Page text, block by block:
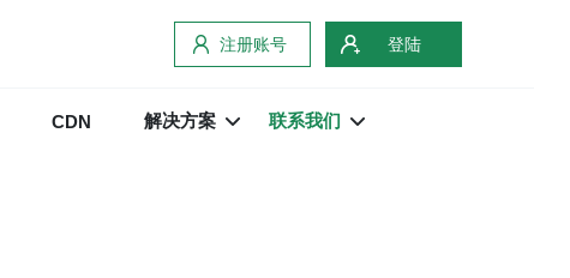
注册账号 登陆
CDN 解决方案 联系我们